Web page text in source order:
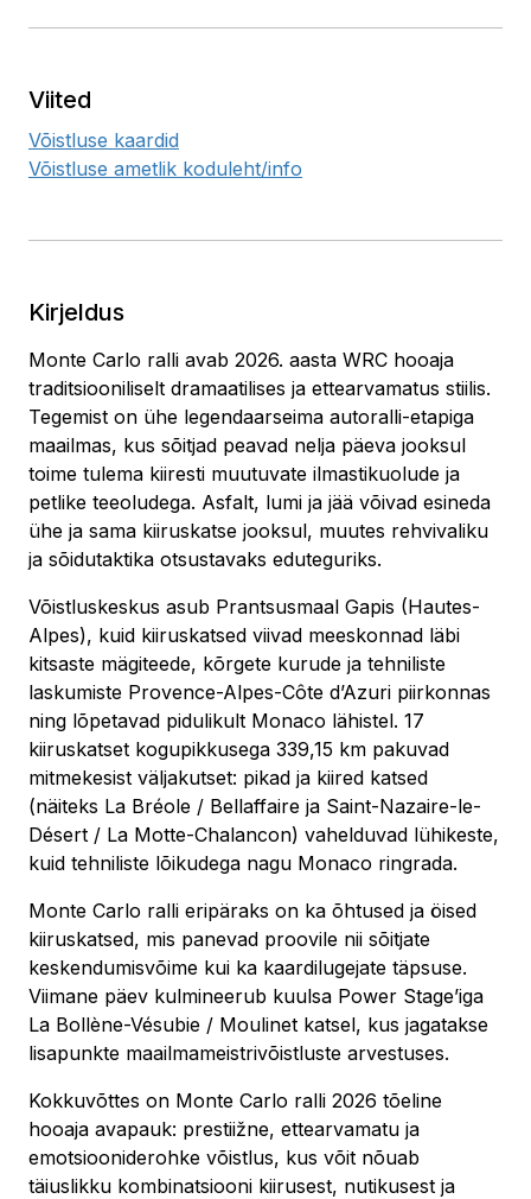
Viited
Võistluse kaardid
Võistluse ametlik koduleht/info
Kirjeldus
Monte Carlo ralli avab 2026. aasta WRC hooaja
traditsiooniliselt dramaatilises ja ettearvamatus stiilis.
Tegemist on ühe legendaarseima autoralli-etapiga
maailmas, kus sõitjad peavad nelja päeva jooksul
toime tulema kiiresti muutuvate ilmastikuolude ja
petlike teeoludega. Asfalt, lumi ja jää võivad esineda
ühe ja sama kiiruskatse jooksul, muutes rehvivaliku
ja sõidutaktika otsustavaks eduteguriks.
Võistluskeskus asub Prantsusmaal Gapis (Hautes-
Alpes), kuid kiiruskatsed viivad meeskonnad läbi
kitsaste mägiteede, kõrgete kurude ja tehniliste
laskumiste Provence-Alpes-Côte d’Azuri piirkonnas
ning lõpetavad pidulikult Monaco lähistel. 17
kiiruskatset kogupikkusega 339,15 km pakuvad
mitmekesist väljakutset: pikad ja kiired katsed
(näiteks La Bréole / Bellaffaire ja Saint-Nazaire-le-
Désert / La Motte-Chalancon) vahelduvad lühikeste,
kuid tehniliste lõikudega nagu Monaco ringrada.
Monte Carlo ralli eripäraks on ka õhtused ja öised
kiiruskatsed, mis panevad proovile nii sõitjate
keskendumisvõime kui ka kaardilugejate täpsuse.
Viimane päev kulmineerub kuulsa Power Stage’iga
La Bollène-Vésubie / Moulinet katsel, kus jagatakse
lisapunkte maailmameistrivõistluste arvestuses.
Kokkuvõttes on Monte Carlo ralli 2026 tõeline
hooaja avapauk: prestiižne, ettearvamatu ja
emotsiooniderohke võistlus, kus võit nõuab
täiuslikku kombinatsiooni kiirusest, nutikusest ja